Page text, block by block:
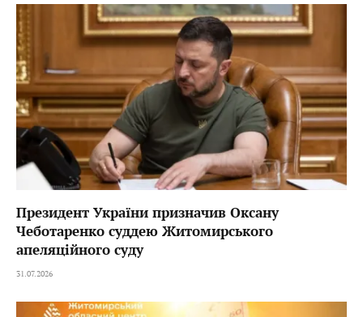
Президент України призначив Оксану
Чеботаренко суддею Житомирського
апеляційного суду
31.07.2026